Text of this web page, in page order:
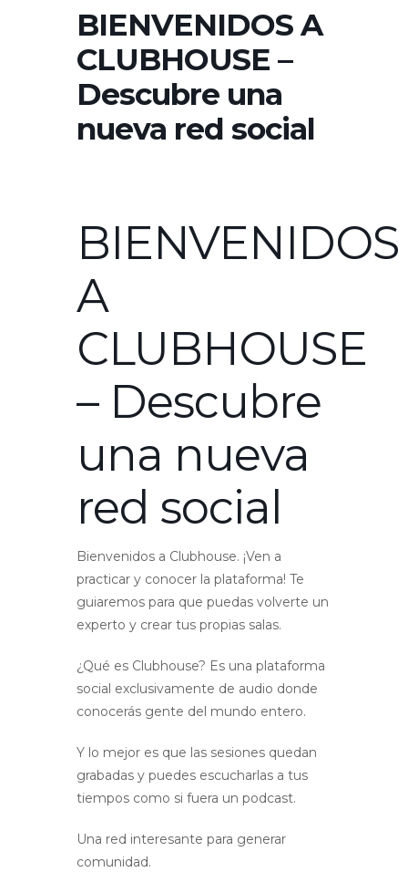
BIENVENIDOS A
CLUBHOUSE –
Descubre una
nueva red social
BIENVENIDOS
A
CLUBHOUSE
– Descubre
una nueva
red social
Bienvenidos a Clubhouse. ¡Ven a
practicar y conocer la plataforma! Te
guiaremos para que puedas volverte un
experto y crear tus propias salas.
¿Qué es Clubhouse? Es una plataforma
social exclusivamente de audio donde
conocerás gente del mundo entero.
Y lo mejor es que las sesiones quedan
grabadas y puedes escucharlas a tus
tiempos como si fuera un podcast.
Una red interesante para generar
comunidad.